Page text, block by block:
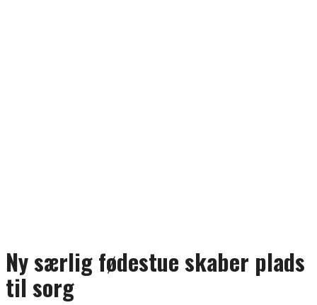
Ny særlig fødestue skaber plads
til sorg